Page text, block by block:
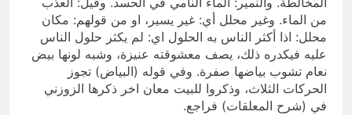
من الماء. وغير محلل أي: غير يسير، او من قولهم: مكان
محلل: اذا أكثر الناس به الحلول اي: لم يكثر حلول الناس
عليه فيكدره ذلك، يصف معشوقته عنيزة، وشبه لونها بيض
نعام تشوب بياضها صفرة. وفي قوله (البياض) تجوز
الحركات الثلاث، وذكروا للبيت معان اخر ذكرها الزوزني
في (شرح المعلقات) فراجع.